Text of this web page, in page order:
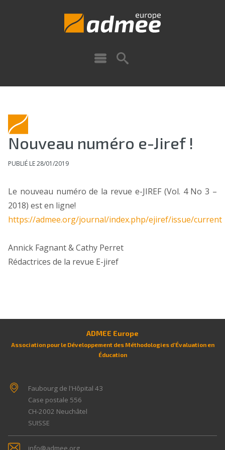
Nouveau numéro e-Jiref !
PUBLIÉ LE 28/01/2019
Le nouveau numéro de la revue e-JIREF (Vol. 4 No 3 –
2018) est en ligne!
https://admee.org/journal/index.php/ejiref/issue/current
Annick Fagnant & Cathy Perret
Rédactrices de la revue E-jiref
ADMEE Europe
Association pour le Développement des Méthodologies d’Évaluation en
Éducation
Faubourg de l'Hôpital 43
Case postale 556
CH-2002 Neuchâtel
SUISSE
info@admee.org